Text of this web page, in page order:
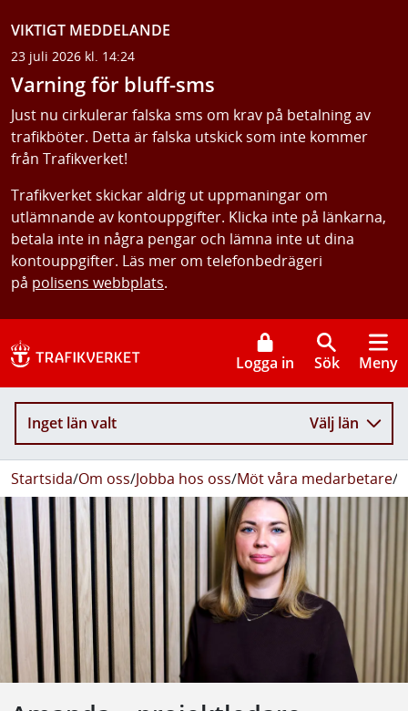
VIKTIGT MEDDELANDE
23 juli 2026 kl. 14:24
Varning för bluff-sms
Just nu cirkulerar falska sms om krav på betalning av
trafikböter. Detta är falska utskick som inte kommer
från Trafikverket!
Trafikverket skickar aldrig ut uppmaningar om
utlämnande av kontouppgifter. Klicka inte på länkarna,
betala inte in några pengar och lämna inte ut dina
kontouppgifter. Läs mer om telefonbedrägeri
på polisens webbplats.
Logga in Sök Meny
Inget län valt Välj län
Startsida/Om oss/Jobba hos oss/Möt våra medarbetare/